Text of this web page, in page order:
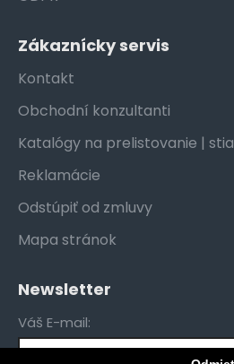
Zákaznícky servis
Kontakt
Obchodní konzultanti
Katalógy na prelistovanie |
Reklamácie
Odstúpiť od zmluvy
Mapa stránok
Newsletter
Váš E-mail: